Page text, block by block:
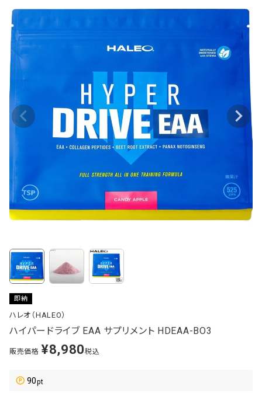
即納
ハレオ（HALEO）
ハイパードライブ EAA サプリメント HDEAA-BO3
販売価格 ¥8,980税込
90